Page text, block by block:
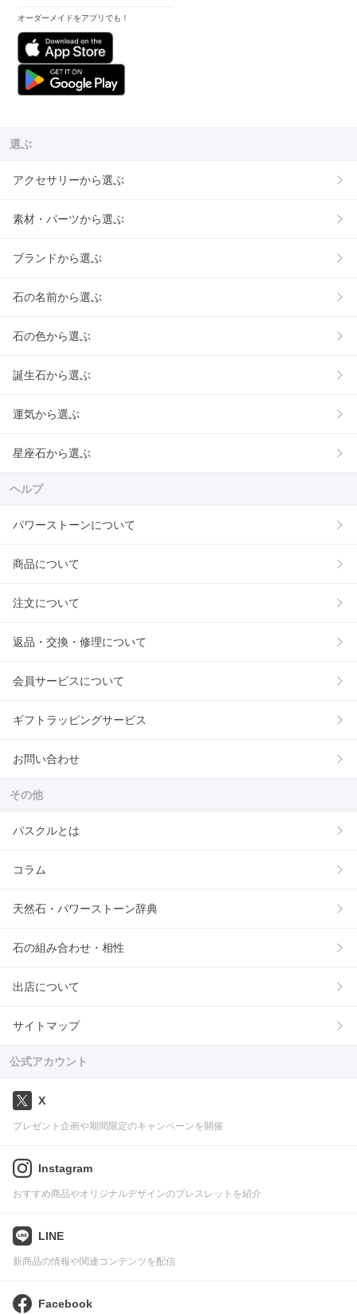
オーダーメイドをアプリでも！
選ぶ
アクセサリーから選ぶ
素材・パーツから選ぶ
ブランドから選ぶ
石の名前から選ぶ
石の色から選ぶ
誕生石から選ぶ
運気から選ぶ
星座石から選ぶ
ヘルプ
パワーストーンについて
商品について
注文について
返品・交換・修理について
会員サービスについて
ギフトラッピングサービス
お問い合わせ
その他
パスクルとは
コラム
天然石・パワーストーン辞典
石の組み合わせ・相性
出店について
サイトマップ
公式アカウント
X
プレゼント企画や期間限定のキャンペーンを開催
Instagram
おすすめ商品やオリジナルデザインのブレスレットを紹介
LINE
新商品の情報や関連コンテンツを配信
Facebook